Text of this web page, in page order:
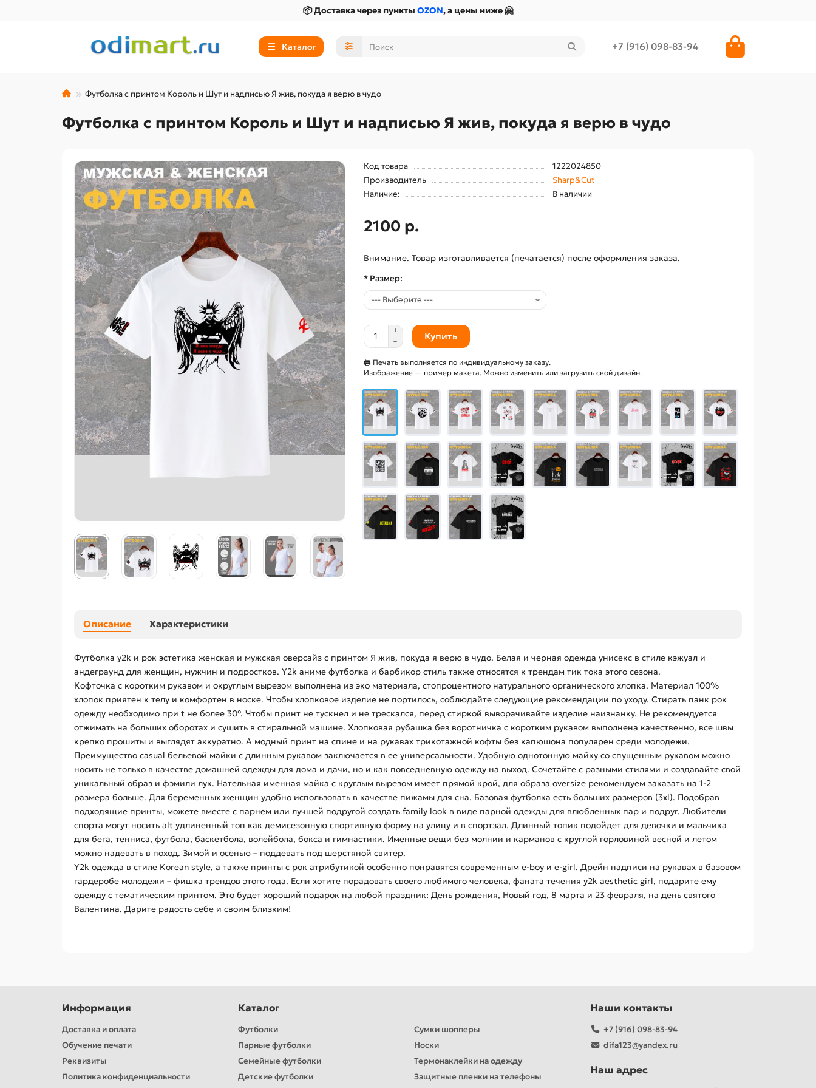
📦 Доставка через пункты OZON, а цены ниже 🤗
Каталог +7 (916) 098-83-94
Футболка с принтом Король и Шут и надписью Я жив, покуда я верю в чудо
Футболка с принтом Король и Шут и надписью Я жив, покуда я верю в чудо
Код товара
1222024850
Производитель
Sharp&Cut
Наличие:
В наличии
2100 р.
Внимание. Товар изготавливается (печатается) после оформления заказа.
* Размер:
Купить
🖨 Печать выполняется по индивидуальному заказу.
Изображение — пример макета. Можно изменить или загрузить свой дизайн.
Описание Характеристики
Футболка y2k и рок эстетика женская и мужская оверсайз с принтом Я жив, покуда я верю в чудо. Белая и черная одежда унисекс в стиле кэжуал и
андеграунд для женщин, мужчин и подростков. Y2k аниме футболка и барбикор стиль также относятся к трендам тик тока этого сезона.
Кофточка с коротким рукавом и округлым вырезом выполнена из эко материала, стопроцентного натурального органического хлопка. Материал 100%
хлопок приятен к телу и комфортен в носке. Чтобы хлопковое изделие не портилось, соблюдайте следующие рекомендации по уходу. Стирать панк рок
одежду необходимо при t не более 30°. Чтобы принт не тускнел и не трескался, перед стиркой выворачивайте изделие наизнанку. Не рекомендуется
отжимать на больших оборотах и сушить в стиральной машине. Хлопковая рубашка без воротничка с коротким рукавом выполнена качественно, все швы
крепко прошиты и выглядят аккуратно. А модный принт на спине и на рукавах трикотажной кофты без капюшона популярен среди молодежи.
Преимущество casual бельевой майки с длинным рукавом заключается в ее универсальности. Удобную однотонную майку со спущенным рукавом можно
носить не только в качестве домашней одежды для дома и дачи, но и как повседневную одежду на выход. Сочетайте с разными стилями и создавайте свой
уникальный образ и фэмили лук. Нательная именная майка с круглым вырезом имеет прямой крой, для образа oversize рекомендуем заказать на 1-2
размера больше. Для беременных женщин удобно использовать в качестве пижамы для сна. Базовая футболка есть больших размеров (3xl). Подобрав
подходящие принты, можете вместе с парнем или лучшей подругой создать family look в виде парной одежды для влюбленных пар и подруг. Любители
спорта могут носить alt удлиненный топ как демисезонную спортивную форму на улицу и в спортзал. Длинный топик подойдет для девочки и мальчика
для бега, тенниса, футбола, баскетбола, волейбола, бокса и гимнастики. Именные вещи без молнии и карманов с круглой горловиной весной и летом
можно надевать в поход. Зимой и осенью – поддевать под шерстяной свитер.
Y2k одежда в стиле Korean style, а также принты с рок атрибутикой особенно понравятся современным e-boy и e-girl. Дрейн надписи на рукавах в базовом
гардеробе молодежи – фишка трендов этого года. Если хотите порадовать своего любимого человека, фаната течения y2k aesthetic girl, подарите ему
одежду с тематическим принтом. Это будет хороший подарок на любой праздник: День рождения, Новый год, 8 марта и 23 февраля, на день святого
Валентина. Дарите радость себе и своим близким!
Информация
Доставка и оплата
Обучение печати
Реквизиты
Политика конфиденциальности
Каталог
Футболки
Парные футболки
Семейные футболки
Детские футболки
Сумки шопперы
Носки
Термонаклейки на одежду
Защитные пленки на телефоны
Наши контакты
+7 (916) 098-83-94
difa123@yandex.ru
Наш адрес